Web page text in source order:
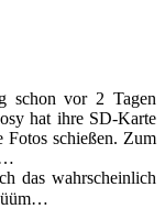
schon vor 2 Tagen
hat ihre SD-Karte
schießen. Zum
das wahrscheinlich